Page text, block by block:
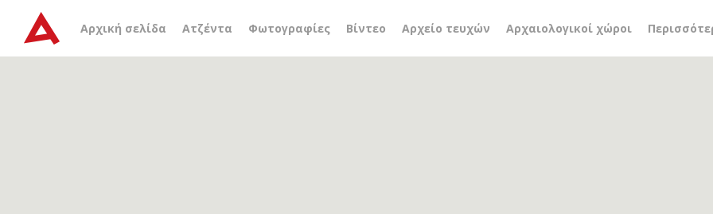
Αρχική σελίδα Ατζέντα Φωτογραφίες Βίντεο Αρχείο τευχών Αρχαιολογικοί χώροι
Αρχείο ετικέτας νεοασσυριακό συγκρότημα